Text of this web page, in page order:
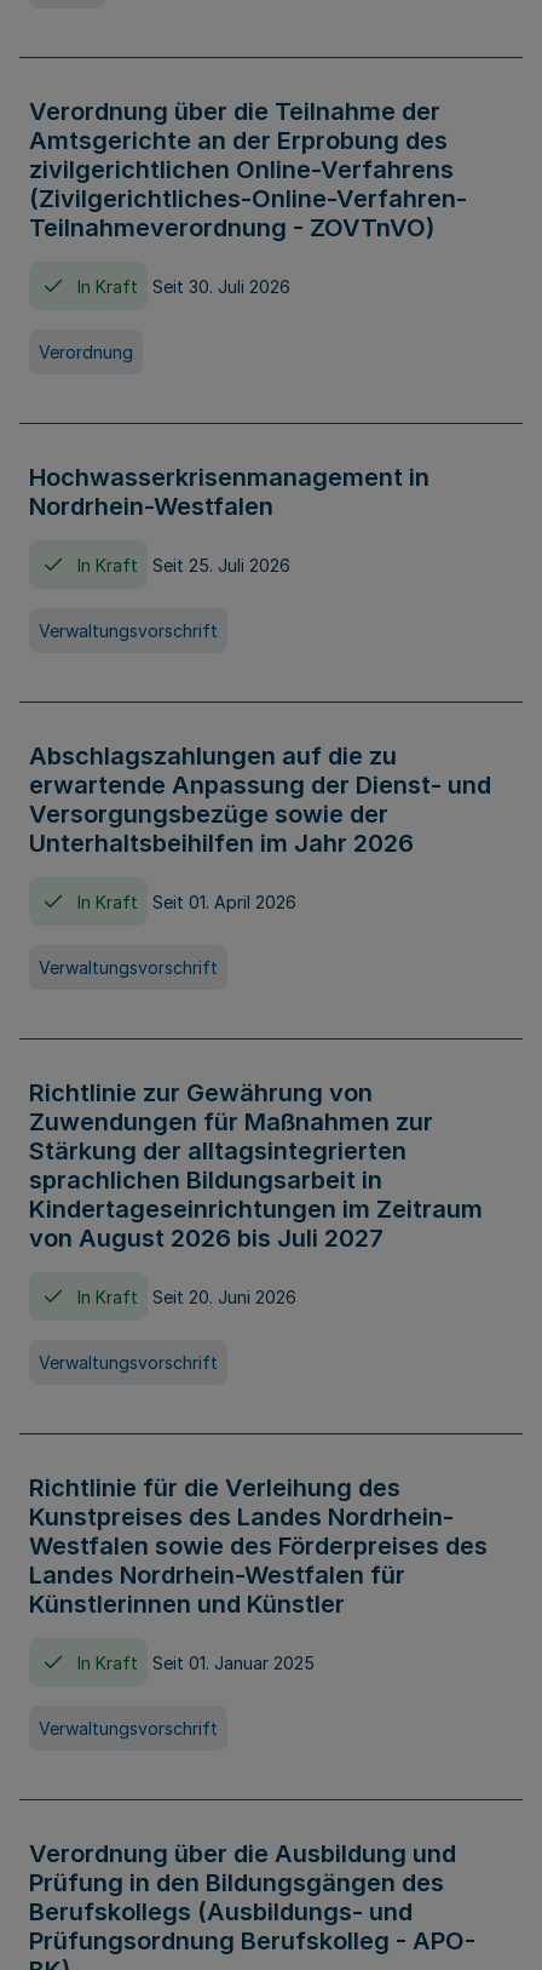
Verordnung über die Teilnahme der
Amtsgerichte an der Erprobung des
zivilgerichtlichen Online-Verfahrens
(Zivilgerichtliches-Online-Verfahren-
Teilnahmeverordnung - ZOVTnVO)
In Kraft Seit 30. Juli 2026
Verordnung
Hochwasserkrisenmanagement in
Nordrhein-Westfalen
In Kraft Seit 25. Juli 2026
Verwaltungsvorschrift
Abschlagszahlungen auf die zu
erwartende Anpassung der Dienst- und
Versorgungsbezüge sowie der
Unterhaltsbeihilfen im Jahr 2026
In Kraft Seit 01. April 2026
Verwaltungsvorschrift
Richtlinie zur Gewährung von
Zuwendungen für Maßnahmen zur
Stärkung der alltagsintegrierten
sprachlichen Bildungsarbeit in
Kindertageseinrichtungen im Zeitraum
von August 2026 bis Juli 2027
In Kraft Seit 20. Juni 2026
Verwaltungsvorschrift
Richtlinie für die Verleihung des
Kunstpreises des Landes Nordrhein-
Westfalen sowie des Förderpreises des
Landes Nordrhein-Westfalen für
Künstlerinnen und Künstler
In Kraft Seit 01. Januar 2025
Verwaltungsvorschrift
Verordnung über die Ausbildung und
Prüfung in den Bildungsgängen des
Berufskollegs (Ausbildungs- und
Prüfungsordnung Berufskolleg - APO-